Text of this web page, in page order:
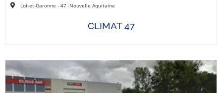
Lot-et-Garonne - 47 -Nouvelle Aquitaine
CLIMAT 47